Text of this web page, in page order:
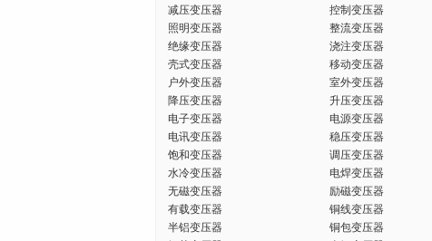
减压变压器
控制变压器
照明变压器
整流变压器
绝缘变压器
浇注变压器
壳式变压器
移动变压器
户外变压器
室外变压器
降压变压器
升压变压器
电子变压器
电源变压器
电讯变压器
稳压变压器
饱和变压器
调压变压器
水冷变压器
电焊变压器
无磁变压器
励磁变压器
有载变压器
铜线变压器
半铝变压器
铜包变压器